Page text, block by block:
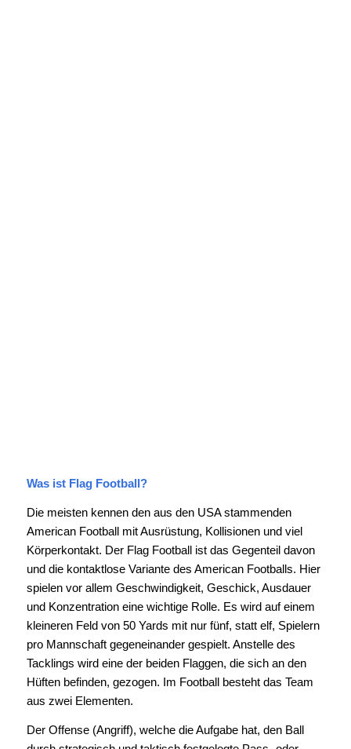
Was ist Flag Football?
Die meisten kennen den aus den USA stammenden
American Football mit Ausrüstung, Kollisionen und viel
Körperkontakt. Der Flag Football ist das Gegenteil davon
und die kontaktlose Variante des American Footballs. Hier
spielen vor allem Geschwindigkeit, Geschick, Ausdauer
und Konzentration eine wichtige Rolle. Es wird auf einem
kleineren Feld von 50 Yards mit nur fünf, statt elf, Spielern
pro Mannschaft gegeneinander gespielt. Anstelle des
Tacklings wird eine der beiden Flaggen, die sich an den
Hüften befinden, gezogen. Im Football besteht das Team
aus zwei Elementen.
Der Offense (Angriff), welche die Aufgabe hat, den Ball